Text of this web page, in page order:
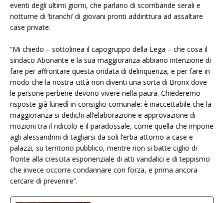
eventi degli ultimi giorni, che parlano di scorribande serali e
notturne di ‘branchi’ di giovani pronti addirittura ad assaltare
case private.
“Mi chiedo – sottolinea il capogruppo della Lega – che cosa il
sindaco Abonante e la sua maggioranza abbiano intenzione di
fare per affrontare questa ondata di delinquenza, e per fare in
modo che la nostra città non diventi una sorta di Bronx dove
le persone perbene devono vivere nella paura. Chiederemo
risposte già lunedì in consiglio comunale: è inaccettabile che la
maggioranza si dedichi all’elaborazione e approvazione di
mozioni tra il ridicolo e il paradossale, come quella che impone
agli alessandrini di tagliarsi da soli l’erba attorno a case e
palazzi, su territorio pubblico, mentre non si batte ciglio di
fronte alla crescita esponenziale di atti vandalici e di teppismo
che invece occorre condannare con forza, e prima ancora
cercare di prevenire”.